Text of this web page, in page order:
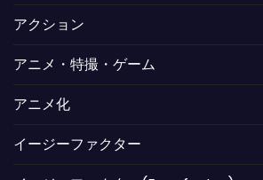
アクション
アニメ・特撮・ゲーム
アニメ化
イージーファクター